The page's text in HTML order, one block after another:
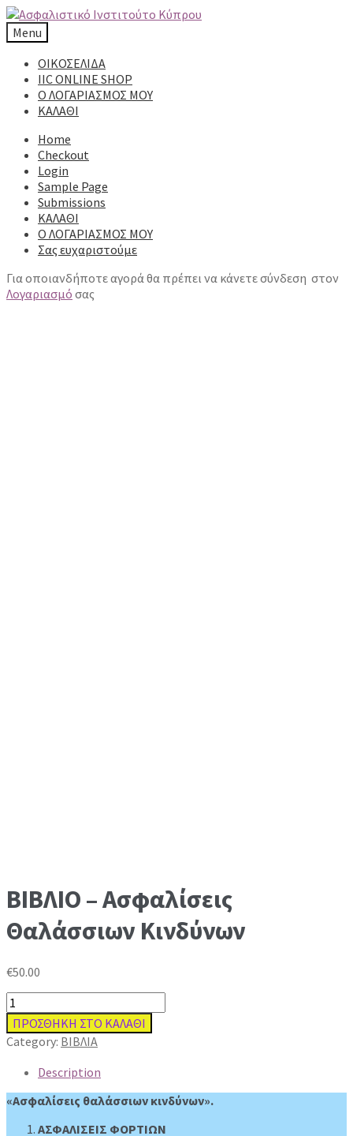
Skip
to
navigation
Skip
to
content
Menu
ΟΙΚΟΣΕΛΙΔΑ
IIC ONLINE SHOP
Ο ΛΟΓΑΡΙΑΣΜΟΣ ΜΟΥ
ΚΑΛΑΘΙ
Home
Checkout
Login
Sample Page
Submissions
ΚΑΛΑΘΙ
Ο ΛΟΓΑΡΙΑΣΜΟΣ ΜΟΥ
Σας ευχαριστούμε
Για οποιανδήποτε αγορά θα πρέπει να κάνετε σύνδεση στον
Λογαριασμό σας
ΒΙΒΛΙΟ – Ασφαλίσεις
Θαλάσσιων Κινδύνων
€50.00
ΒΙΒΛΙΟ
-
Ασφαλίσεις
Θαλάσσιων
quantity
ΠΡΟΣΘΗΚΗ ΣΤΟ ΚΑΛΑΘΙ
Category: ΒΙΒΛΙΑ
Description
«Ασφαλίσεις θαλάσσιων κινδύνων».
ΑΣΦΑΛΙΣΕΙΣ ΦΟΡΤΙΩΝ